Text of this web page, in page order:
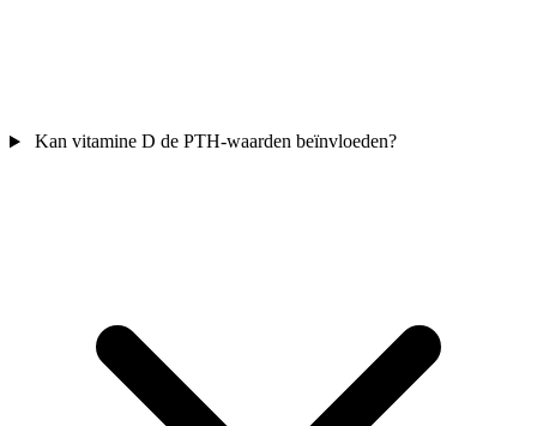
Kan vitamine D de PTH-waarden beïnvloeden?